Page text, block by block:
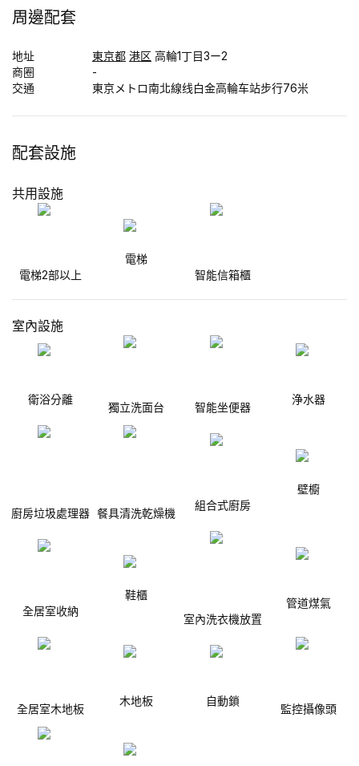
周邊配套
地址 東京都 港区 高輪1丁目3ー2
商圈
-
交通
東京メトロ南北線线白金高輪车站步行76米
配套設施
共用設施
電梯2部以上
電梯
智能信箱櫃
室內設施
衛浴分離
獨立洗面台 智能坐便器
浄水器
廚房垃圾處理器 餐具清洗乾燥機
組合式廚房
壁櫥
全居室收納
鞋櫃
室內洗衣機放置
管道煤氣
全居室木地板
木地板 自動鎖
監控攝像頭